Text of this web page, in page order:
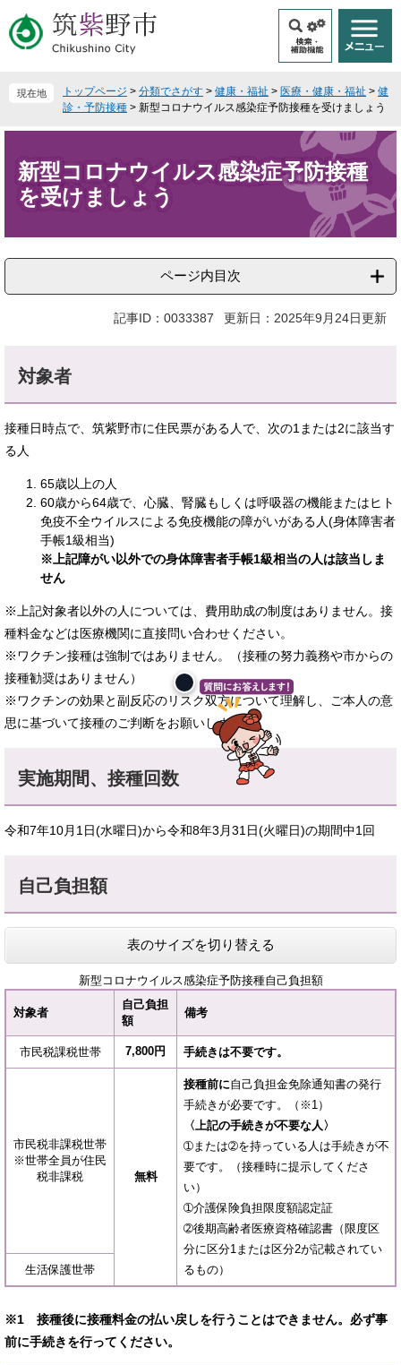
ー
ジ
ニ
ュ
現在地 トップページ > 分類でさがす > 健康・福祉 > 医療・健康・福祉 > 健
診・予防接種 > 新型コロナウイルス感染症予防接種を受けましょう
新型コロナウイルス感染症予防接種
を受けましょう
ページ内目次
記事ID：0033387 更新日：2025年9月24日更新
対象者
接種日時点で、筑紫野市に住民票がある人で、次の1または2に該当す
る人
65歳以上の人
60歳から64歳で、心臓、腎臓もしくは呼吸器の機能またはヒト
免疫不全ウイルスによる免疫機能の障がいがある人(身体障害者
手帳1級相当)
※上記障がい以外での身体障害者手帳1級相当の人は該当しま
せん
※上記対象者以外の人については、費用助成の制度はありません。接
種料金などは医療機関に直接問い合わせください。
※ワクチン接種は強制ではありません。（接種の努力義務や市からの
接種勧奨はありません）
※ワクチンの効果と副反応のリスク双方について理解し、ご本人の意
思に基づいて接種のご判断をお願いします。
実施期間、接種回数
令和7年10月1日(水曜日)から令和8年3月31日(火曜日)の期間中1回
自己負担額
表のサイズを切り替える
新型コロナウイルス感染症予防接種自己負担額
対象者
自己負担
額
備考
市民税課税世帯 7,800円 手続きは不要です。
市民税非課税世帯
※世帯全員が住民
税非課税
無料
接種前に自己負担金免除通知書の発行
手続きが必要です。（※1）
〈上記の手続きが不要な人〉
➀または➁を持っている人は手続きが不
要です。（接種時に提示してくださ
い）
➀介護保険負担限度額認定証
➁後期高齢者医療資格確認書（限度区
分に区分1または区分2が記載されてい
るもの）
生活保護世帯
※1 接種後に接種料金の払い戻しを行うことはできません。必ず事
前に手続きを行ってください。